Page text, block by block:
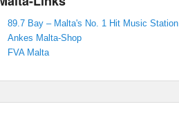
89.7 Bay – Malta's No. 1 Hit Music Station
Ankes Malta-Shop
FVA Malta